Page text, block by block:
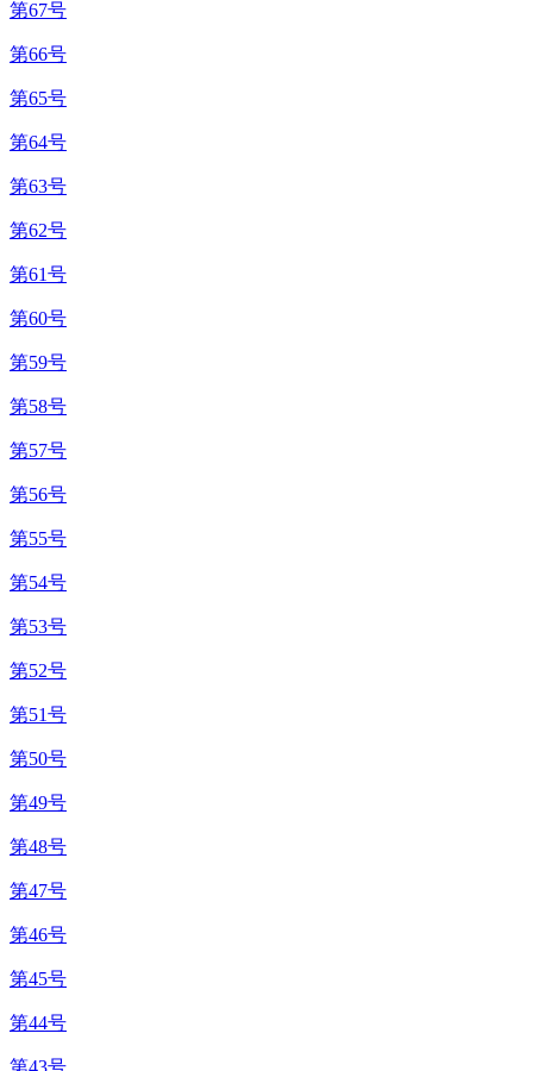
第67号
第66号
第65号
第64号
第63号
第62号
第61号
第60号
第59号
第58号
第57号
第56号
第55号
第54号
第53号
第52号
第51号
第50号
第49号
第48号
第47号
第46号
第45号
第44号
第43号